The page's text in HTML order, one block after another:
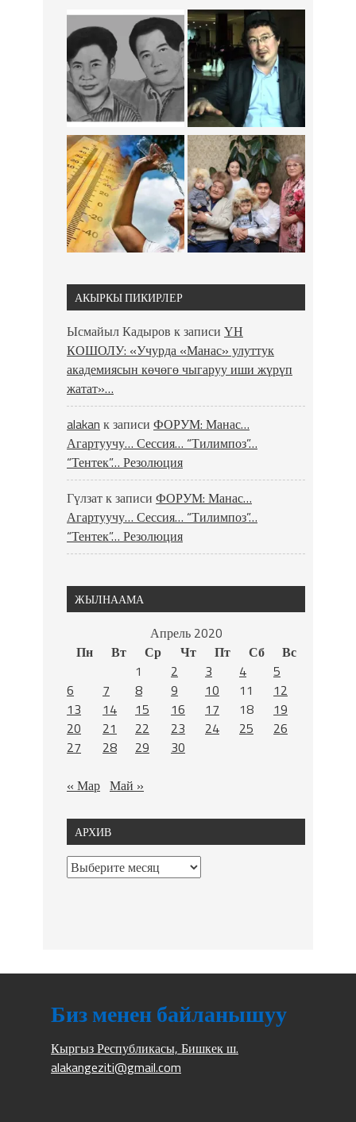
АКЫРКЫ ПИКИРЛЕР
Ысмайыл Кадыров к записи ҮН
КОШОЛУ: «Учурда «Манас» улуттук
академиясын көчөгө чыгаруу иши жүрүп
жатат»…
alakan к записи ФОРУМ: Манас…
Агартуучу… Сессия… “Тилимпоз”…
“Тентек”… Резолюция
Гүлзатк записи ФОРУМ: Манас…
Агартуучу… Сессия… “Тилимпоз”…
“Тентек”… Резолюция
ЖЫЛНААМА
Апрель 2020
Пн
Вт Ср Чт Пт Сб
Вс
1
2 3 4
5
6
7 8 9 10 11
12
13
14 15 16 17 18
19
20
21 22 23 24 25
26
27
28 29
30
« Мар Май »
АРХИВ
Биз менен байланышуу
Кыргыз Республикасы, Бишкек ш.
alakangeziti@gmail.com